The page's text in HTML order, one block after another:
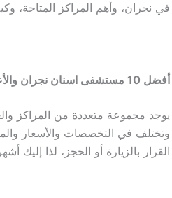
في نجران، وأهم المراكز المتاحة،
أفضل 10 مستشفى اسنان نجران والأعلى تقييم
يوجد مجموعة متعددة من المراكز
وتختلف في التخصصات والأسعار
القرار بالزيارة أو الحجز، لذا إليك أشهر 10 خيارات: